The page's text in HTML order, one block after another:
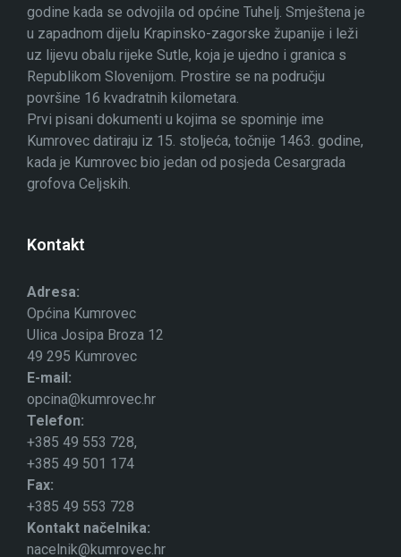
godine kada se odvojila od općine Tuhelj. Smještena je
u zapadnom dijelu Krapinsko-zagorske županije i leži
uz lijevu obalu rijeke Sutle, koja je ujedno i granica s
Republikom Slovenijom. Prostire se na području
površine 16 kvadratnih kilometara.
Prvi pisani dokumenti u kojima se spominje ime
Kumrovec datiraju iz 15. stoljeća, točnije 1463. godine,
kada je Kumrovec bio jedan od posjeda Cesargrada
grofova Celjskih.
Kontakt
Adresa:
Općina Kumrovec
Ulica Josipa Broza 12
49 295 Kumrovec
E-mail:
opcina@kumrovec.hr
Telefon:
+385 49 553 728,
+385 49 501 174
Fax:
+385 49 553 728
Kontakt načelnika:
nacelnik@kumrovec.hr